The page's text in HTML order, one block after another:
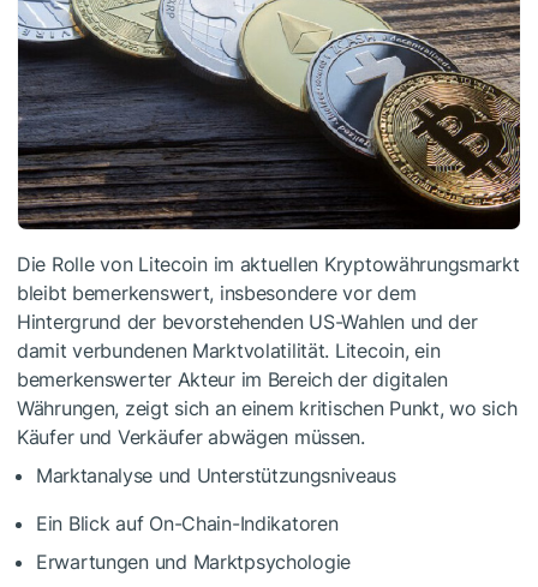
Die Rolle von Litecoin im aktuellen Kryptowährungsmarkt
bleibt bemerkenswert, insbesondere vor dem
Hintergrund der bevorstehenden US-Wahlen und der
damit verbundenen Marktvolatilität. Litecoin, ein
bemerkenswerter Akteur im Bereich der digitalen
Währungen, zeigt sich an einem kritischen Punkt, wo sich
Käufer und Verkäufer abwägen müssen.
Marktanalyse und Unterstützungsniveaus
Ein Blick auf On-Chain-Indikatoren
Erwartungen und Marktpsychologie